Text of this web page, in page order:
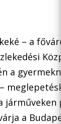
– a
a
járműveken
a